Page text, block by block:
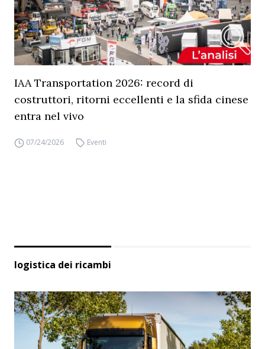
IAA Transportation 2026: record di
costruttori, ritorni eccellenti e la sfida cinese
entra nel vivo
07/24/2026 Eventi
logistica dei ricambi